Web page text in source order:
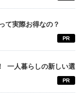
て実際お得なの？
PR
一人暮らしの新しい選
PR